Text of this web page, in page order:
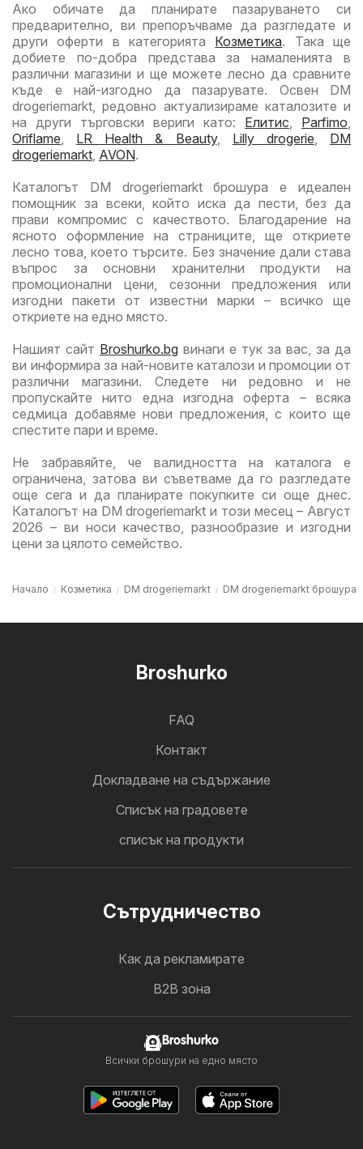
Ако обичате да планирате пазаруването си
предварително, ви препоръчваме да разгледате и
други оферти в категорията Козметика. Така ще
добиете по-добра представа за намаленията в
различни магазини и ще можете лесно да сравните
къде е най-изгодно да пазарувате. Освен DM
drogeriemarkt, редовно актуализираме каталозите и
на други търговски вериги като: Елитис, Parfimo,
Oriflame, LR Health & Beauty, Lilly drogerie, DM
drogeriemarkt, AVON.
Каталогът DM drogeriemarkt брошура е идеален
помощник за всеки, който иска да пести, без да
прави компромис с качеството. Благодарение на
ясното оформление на страниците, ще откриете
лесно това, което търсите. Без значение дали става
въпрос за основни хранителни продукти на
промоционални цени, сезонни предложения или
изгодни пакети от известни марки – всичко ще
откриете на едно място.
Нашият сайт Broshurko.bg винаги е тук за вас, за да
ви информира за най-новите каталози и промоции от
различни магазини. Следете ни редовно и не
пропускайте нито една изгодна оферта – всяка
седмица добавяме нови предложения, с които ще
спестите пари и време.
Не забравяйте, че валидността на каталога е
ограничена, затова ви съветваме да го разгледате
още сега и да планирате покупките си още днес.
Каталогът на DM drogeriemarkt и този месец – Август
2026 – ви носи качество, разнообразие и изгодни
цени за цялото семейство.
Начало Козметика DM drogeriemarkt DM drogeriemarkt брошура
Broshurko
FAQ
Контакт
Докладване на съдържание
Cписък на градовете
списък на продукти
Cътрудничество
Как да рекламирате
B2B зона
Broshurko
Всички брошури на едно място